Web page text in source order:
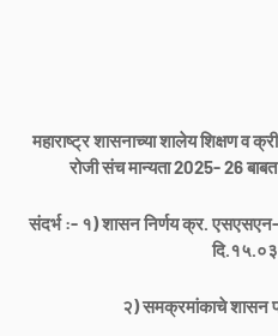
महाराष्ट्र शासनाच्या शालेय शिक्षण व
रोजी संच मान्यता 2025- 26
संदर्भ :- १) शासन निर्णय क्र.
२) समक्रमांकाचे शासन